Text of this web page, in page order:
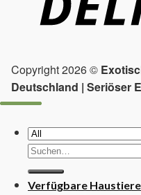
Copyright 2026 ©
Deutschland | Seriöser
Suchen
nach:
Verfügbare Haustiere